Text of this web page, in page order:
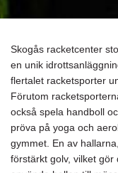
Skogås racketcenter
en unik
flertalet racketsporter
Förutom
också spela handboll
pröva på yoga och
gymmet. En av
förstärkt golv, vilket gör